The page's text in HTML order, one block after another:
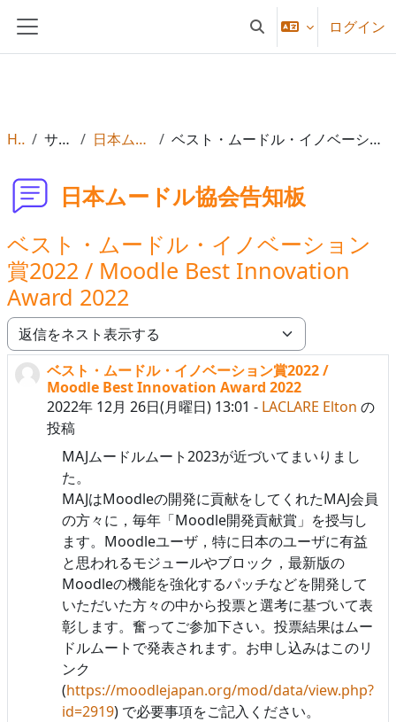
サイドパネル 検索入力に切り替える
ログイン
Home サイトページ 日本ムードル協会告知板 ベスト・ムードル・イノベーション賞2022 / Moodle Best Innovation Award 2022
日本ムードル協会告知板
ベスト・ムードル・イノベーション
賞2022 / Moodle Best Innovation
Award 2022
表示モード
ベスト・ムードル・イノベーション賞2022 /
Moodle Best Innovation Award 2022
2022年 12月 26日(月曜日) 13:01 - LACLARE Elton の
投稿
返信数: 0
MAJムードルムート2023が近づいてまいりまし
た。
MAJはMoodleの開発に貢献をしてくれたMAJ会員
の方々に，毎年「Moodle開発貢献賞」を授与し
ます。Moodleユーザ，特に日本のユーザに有益
と思われるモジュールやブロック，最新版の
Moodleの機能を強化するパッチなどを開発して
いただいた方々の中から投票と選考に基づいて表
彰します。奮ってご参加下さい。投票結果はムー
ドルムートで発表されます。お申し込みはこのリ
ンク
(https://moodlejapan.org/mod/data/view.php?
id=2919) で必要事項をご記入ください。